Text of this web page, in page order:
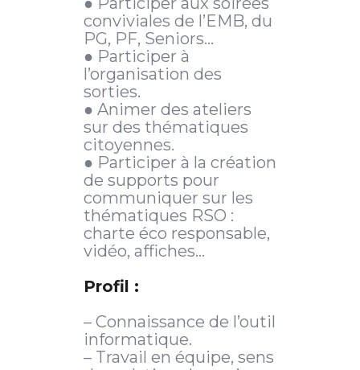
conviviales de l’EMB, du
PG, PF, Seniors…
● Participer à
l’organisation des
sorties.
● Animer des ateliers
sur des thématiques
citoyennes.
● Participer à la création
de supports pour
communiquer sur les
thématiques RSO :
charte éco responsable,
vidéo, affiches…
Profil :
– Connaissance de l’outil
informatique.
– Travail en équipe, sens